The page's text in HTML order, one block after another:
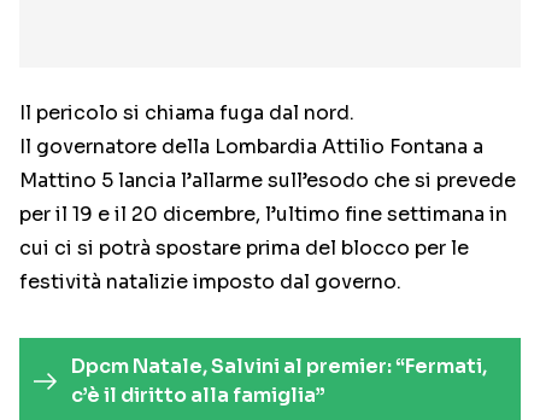
Il pericolo si chiama fuga dal nord.
Il governatore della Lombardia Attilio Fontana a
Mattino 5 lancia l’allarme sull’esodo che si prevede
per il 19 e il 20 dicembre, l’ultimo fine settimana in
cui ci si potrà spostare prima del blocco per le
festività natalizie imposto dal governo.
Dpcm Natale, Salvini al premier: “Fermati,
c’è il diritto alla famiglia”